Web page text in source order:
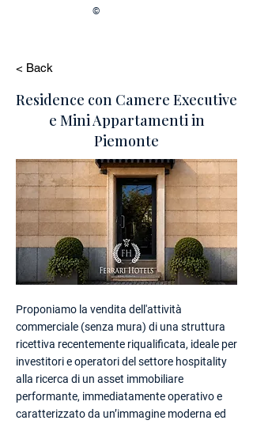
©
< Back
Residence con Camere Executive
e Mini Appartamenti in
Piemonte
Proponiamo la vendita dell'attività
commerciale (senza mura) di una struttura
ricettiva recentemente riqualificata, ideale per
investitori e operatori del settore hospitality
alla ricerca di un asset immobiliare
performante, immediatamente operativo e
caratterizzato da un’immagine moderna ed